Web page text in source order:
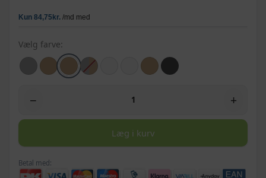
Vælg farve:
− +
Læg i kurv
Betal med: